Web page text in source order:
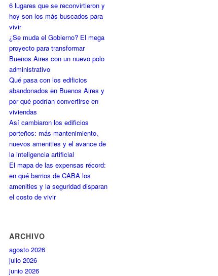
6 lugares que se reconvirtieron y
hoy son los más buscados para
vivir
¿Se muda el Gobierno? El mega
proyecto para transformar
Buenos Aires con un nuevo polo
administrativo
Qué pasa con los edificios
abandonados en Buenos Aires y
por qué podrían convertirse en
viviendas
Así cambiaron los edificios
porteños: más mantenimiento,
nuevos amenities y el avance de
la inteligencia artificial
El mapa de las expensas récord:
en qué barrios de CABA los
amenities y la seguridad disparan
el costo de vivir
ARCHIVO
agosto 2026
julio 2026
junio 2026